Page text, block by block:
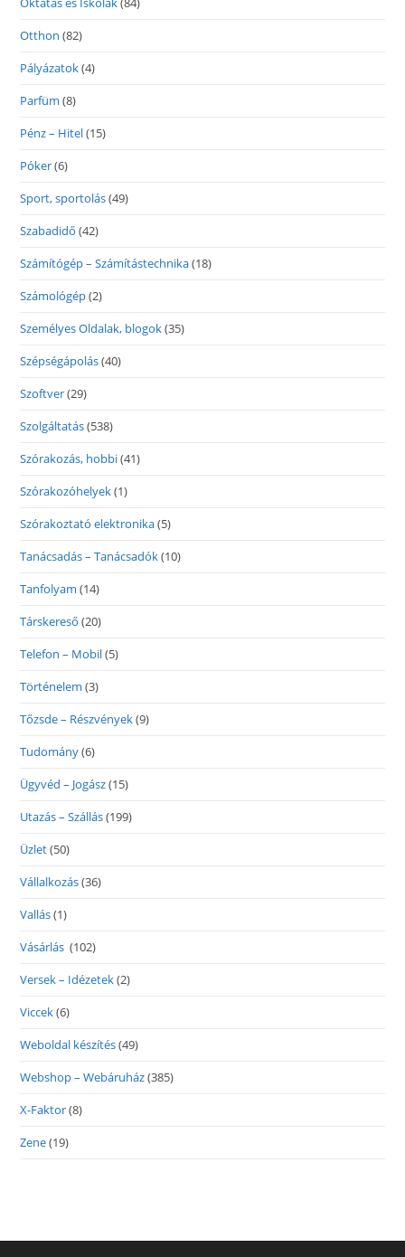
Otthon (82)
Pályázatok(4)
Parfüm (8)
Pénz – Hitel(15)
Póker(6)
Sport, sportolás(49)
Szabadidő (42)
Számítógép – Számítástechnika(18)
Számológép(2)
Személyes Oldalak, blogok(35)
Szépségápolás(40)
Szoftver(29)
Szolgáltatás(538)
Szórakozás, hobbi(41)
Szórakozóhelyek(1)
Szórakoztató elektronika(5)
Tanácsadás – Tanácsadók(10)
Tanfolyam (14)
Társkereső (20)
Telefon – Mobil(5)
Történelem (3)
Tőzsde – Részvények(9)
Tudomány(6)
Ügyvéd – Jogász(15)
Utazás – Szállás(199)
Üzlet(50)
Vállalkozás(36)
Vallás(1)
Vásárlás (102)
Versek – Idézetek(2)
Viccek(6)
Weboldal készítés(49)
Webshop – Webáruház(385)
X-Faktor(8)
Zene(19)